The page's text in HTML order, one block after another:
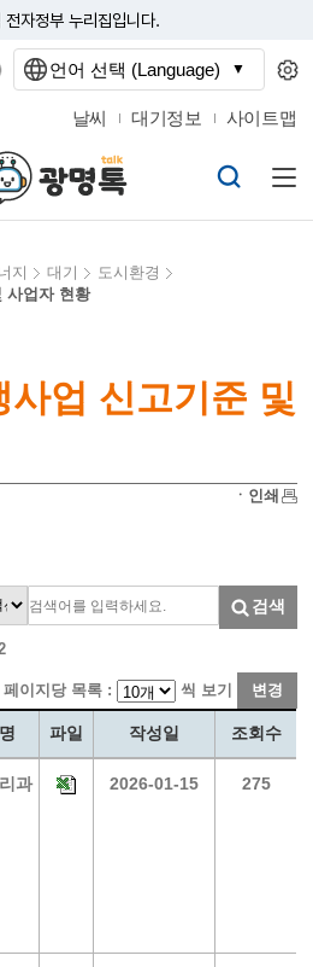
자정부 누리집입니다.
날씨 대기정보 사이트맵
지 대기
도시환경
사업자 현황
사업 신고기준 및
ㆍ인쇄
검색
페이지당 목록 : 씩 보기 변경
파일 작성일 조회수
과 2026-01-15 275
언어 선택 (Language)